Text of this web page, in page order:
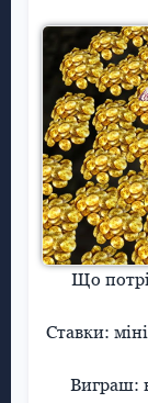
Що
Ставки:
Виграш: